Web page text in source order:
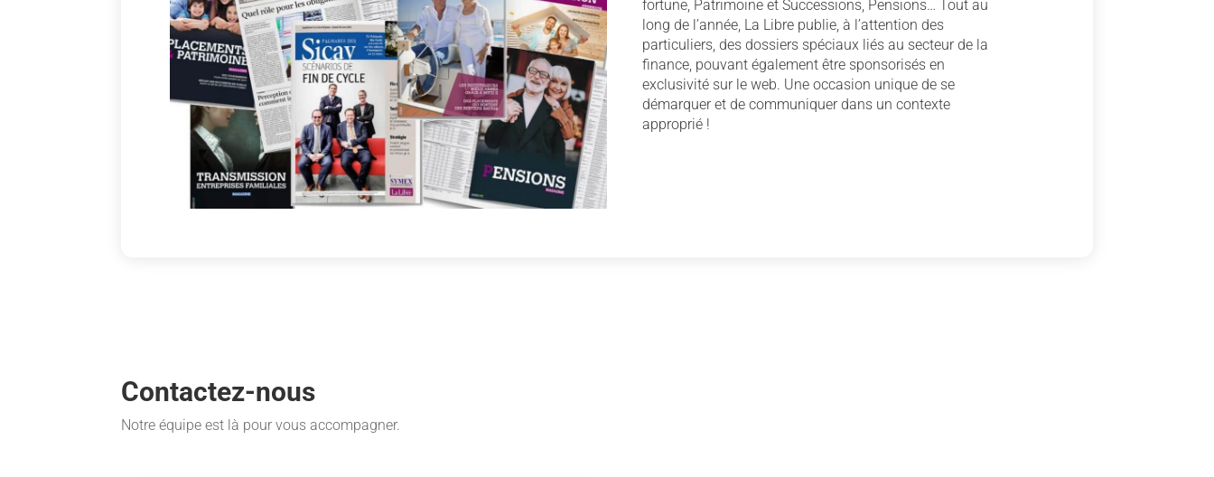
fortune, Patrimoine et Successions, Pensions… Tout au
long de l’année, La Libre publie, à l’attention des
particuliers, des dossiers spéciaux liés au secteur de la
finance, pouvant également être sponsorisés en
exclusivité sur le web. Une occasion unique de se
démarquer et de communiquer dans un contexte
approprié !
Contactez-nous
Notre équipe est là pour vous accompagner.